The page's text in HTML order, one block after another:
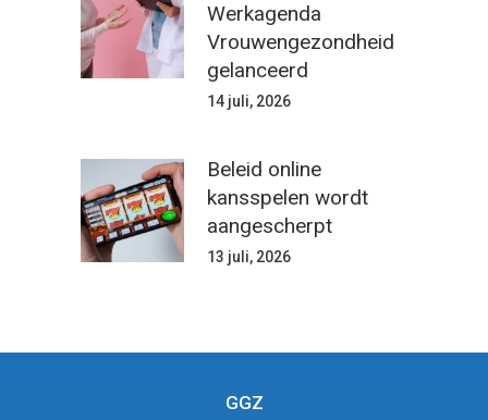
Werkagenda
Vrouwengezondheid
gelanceerd
14 juli, 2026
Beleid online
kansspelen wordt
aangescherpt
13 juli, 2026
GGZ